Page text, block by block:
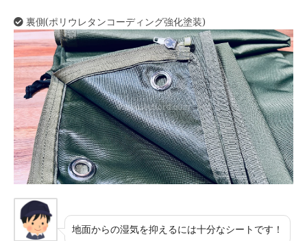
裏側(ポリウレタンコーディング強化塗装)
地面からの湿気を抑えるには十分なシートです！